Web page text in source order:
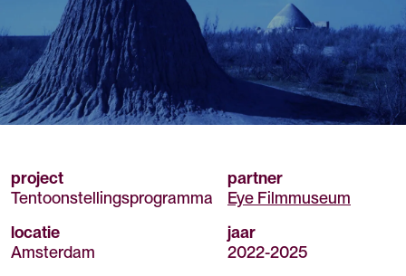
project
Tentoonstellingsprogramma
partner
Eye Filmmuseum
locatie
Amsterdam
jaar
2022-2025